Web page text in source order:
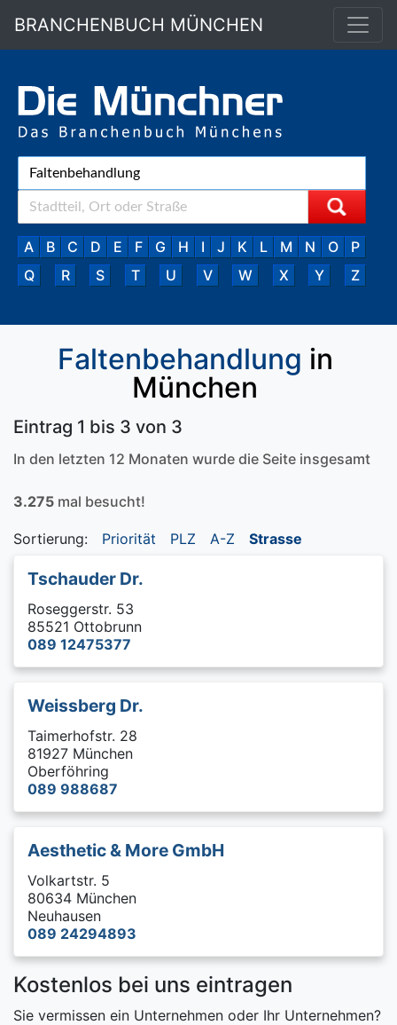
BRANCHENBUCH MÜNCHEN
A B C D E F G H I J K L M N O
P
Q
R S T U V W X Y Z
Faltenbehandlung in
München
Eintrag 1 bis 3 von 3
In den letzten 12 Monaten wurde die Seite insgesamt
3.275 mal besucht!
Sortierung: Priorität PLZ A-Z Strasse
Tschauder Dr.
Roseggerstr. 53
85521 Ottobrunn
089 12475377
Weissberg Dr.
Taimerhofstr. 28
81927 München
Oberföhring
089 988687
Aesthetic & More GmbH
Volkartstr. 5
80634 München
Neuhausen
089 24294893
Kostenlos bei uns eintragen
Sie vermissen ein Unternehmen oder Ihr Unternehmen?